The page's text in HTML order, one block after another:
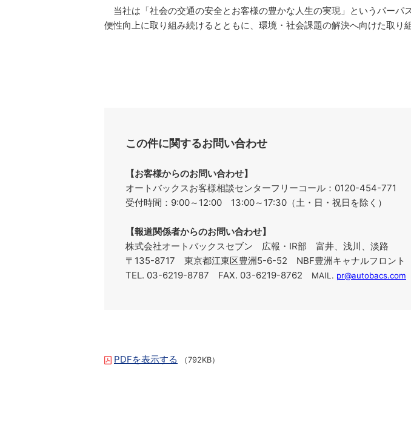
当社は「社会の交通の安全とお客様の豊かな人生の実現」というパー
便性向上に取り組み続けるとともに、環境・社会課題の解決へ向けた取り
この件に関するお問い合わせ
【お客様からのお問い合わせ】
オートバックスお客様相談センターフリーコール：0120-454-771
受付時間：9:00～12:00 13:00～17:30（土・日・祝日を除く）
【報道関係者からのお問い合わせ】
株式会社オートバックスセブン 広報・IR部 富井、浅川、淡路
〒135-8717 東京都江東区豊洲5-6-52 NBF豊洲キャナルフロント
TEL. 03-6219-8787 FAX. 03-6219-8762
MAIL. pr@autobacs.com
PDFを表示する （792KB）